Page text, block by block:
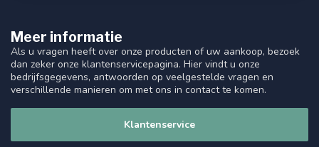
Meer informatie
Als u vragen heeft over onze producten of uw aankoop, bezoek
dan zeker onze klantenservicepagina. Hier vindt u onze
bedrijfsgegevens, antwoorden op veelgestelde vragen en
verschillende manieren om met ons in contact te komen.
Klantenservice